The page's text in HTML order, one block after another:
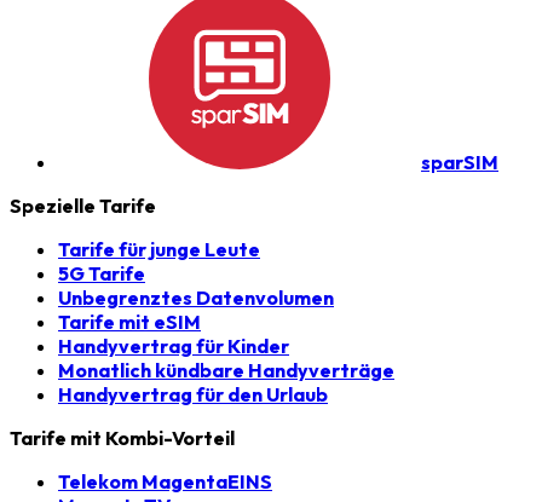
sparSIM
Spezielle Tarife
Tarife für junge Leute
5G Tarife
Unbegrenztes Datenvolumen
Tarife mit eSIM
Handyvertrag für Kinder
Monatlich kündbare Handyverträge
Handyvertrag für den Urlaub
Tarife mit Kombi-Vorteil
Telekom MagentaEINS